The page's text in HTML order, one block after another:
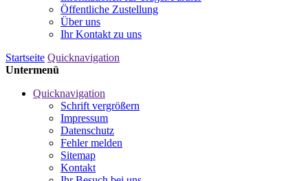
Öffentliche Zustellung
Über uns
Ihr Kontakt zu uns
Startseite Quicknavigation
Untermenü
Quicknavigation
Schrift vergrößern
Impressum
Datenschutz
Fehler melden
Sitemap
Kontakt